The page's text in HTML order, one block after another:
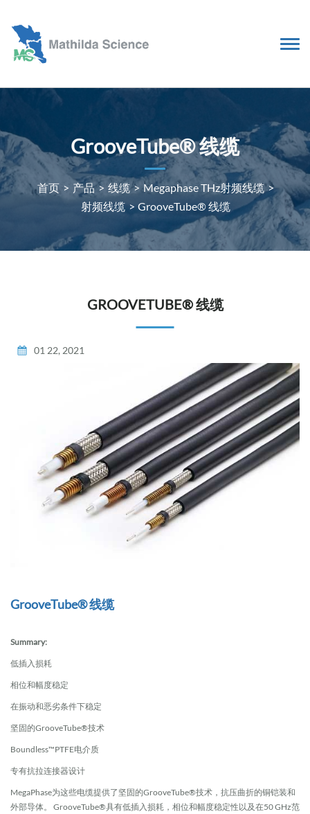
GrooveTube® 线缆
首页 > 产品> 线缆>Megaphase THz射频线缆>
射频线缆>GrooveTube® 线缆
GROOVETUBE® 线缆
01 22, 2021
GrooveTube® 线缆
Summary:
低插入损耗
相位和幅度稳定
在振动和恶劣条件下稳定
坚固的GrooveTube®技术
Boundless™PTFE电介质
专有抗拉连接器设计
MegaPhase为这些电缆提供了坚固的GrooveTube®技术，抗压曲折的铜铠装和
外部导体。 GrooveTube®具有低插入损耗，相位和幅度稳定性以及在50 GHz范